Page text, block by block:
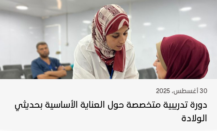
30 أغسطس، 2025
دورة تدريبية متخصصة حول العناية الأساسية بحديثي
الولادة